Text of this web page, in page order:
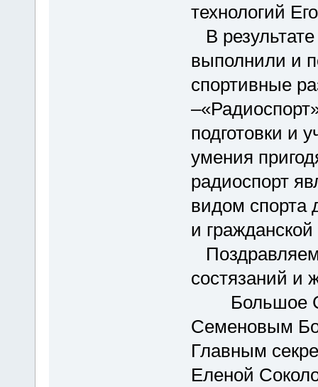
технологий
В
выполнили и
спортивные
подготовки и
умения
радиоспорт
видом спорта
и гражданской
состязаний и
Большое
Семеновым
Главным
Еленой